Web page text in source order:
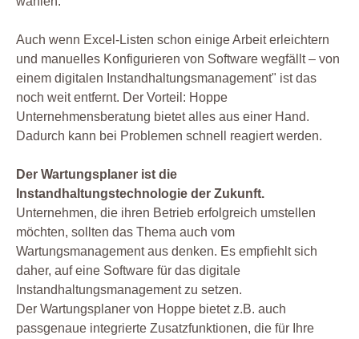
Auch wenn Excel-Listen schon einige Arbeit erleichtern
und manuelles Konfigurieren von Software wegfällt – von
einem digitalen Instandhaltungsmanagement" ist das
noch weit entfernt. Der Vorteil: Hoppe
Unternehmensberatung bietet alles aus einer Hand.
Dadurch kann bei Problemen schnell reagiert werden.
Der Wartungsplaner ist die
Instandhaltungstechnologie der Zukunft.
Unternehmen, die ihren Betrieb erfolgreich umstellen
möchten, sollten das Thema auch vom
Wartungsmanagement aus denken. Es empfiehlt sich
daher, auf eine Software für das digitale
Instandhaltungsmanagement zu setzen.
Der Wartungsplaner von Hoppe bietet z.B. auch
passgenaue integrierte Zusatzfunktionen, die für Ihre